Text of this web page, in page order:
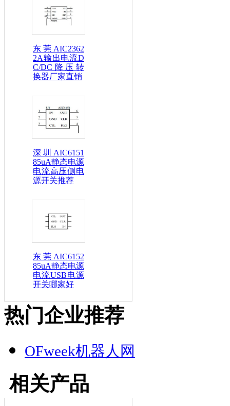
东莞AIC2362
2A输出电流D
C/DC降压转
换器厂家直销
深圳AIC6151
85uA静态电源
电流高压侧电
源开关推荐
东莞AIC6152
85uA静态电源
电流USB电源
开关哪家好
热门企业推荐
OFweek机器人网
相关产品